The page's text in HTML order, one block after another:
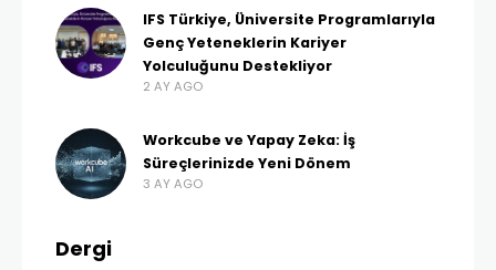
IFS Türkiye, Üniversite Programlarıyla
Genç Yeteneklerin Kariyer
Yolculuğunu Destekliyor
2 AY AGO
Workcube ve Yapay Zeka: İş
Süreçlerinizde Yeni Dönem
3 AY AGO
Dergi